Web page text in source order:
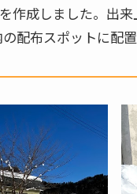
を作成しました。出
配布スポットに配置